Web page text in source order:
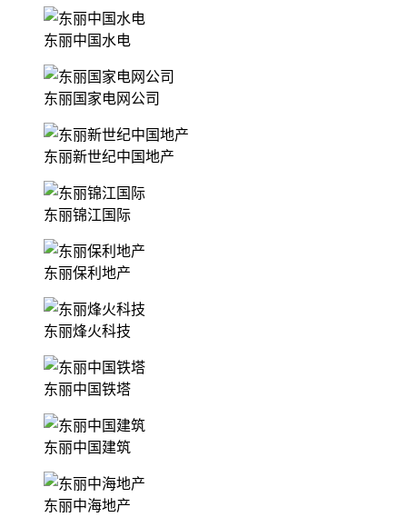
东丽中国水电
东丽国家电网公司
东丽新世纪中国地产
东丽锦江国际
东丽保利地产
东丽烽火科技
东丽中国铁塔
东丽中国建筑
东丽中海地产